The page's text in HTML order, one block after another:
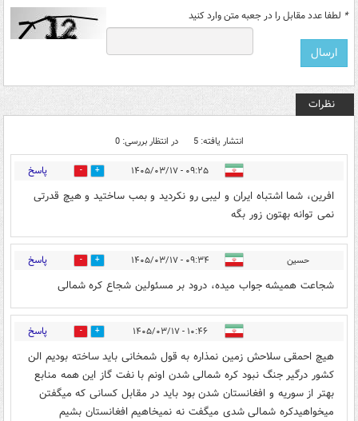
* لطفا عدد مقابل را در جعبه متن وارد کنید
نظرات
انتشار یافته: 5 در انتظار بررسی: 0
۰۹:۲۵ - ۱۴۰۵/۰۳/۱۷ 4 پاسخ
افرین، شما اشتباه ایران و لیبی رو نکردید و بمب ساختید و هیچ قدرتی
نمی توانه بهتون زور بگه
حسین ۰۹:۳۴ - ۱۴۰۵/۰۳/۱۷ 3 پاسخ
شجاعت همیشه جواب میده، درود بر مسئولین شجاع کره شمالی
۱۰:۴۶ - ۱۴۰۵/۰۳/۱۷ 3 پاسخ
هیچ احمقی سلاحش زمین نمذاره به قول شمخانی باید ساخته بودیم الن
کشور درگیر جنگ نبود کره شمالی شدن اونم با نفت گاز این همه منابع
بهتر از سوریه و افغانستان شدن بود باید در مقابل کسانی که میگفتن
میخواهیدکره شمالی شدی میگفت نه نمیخاهیم افغانستان بشیم